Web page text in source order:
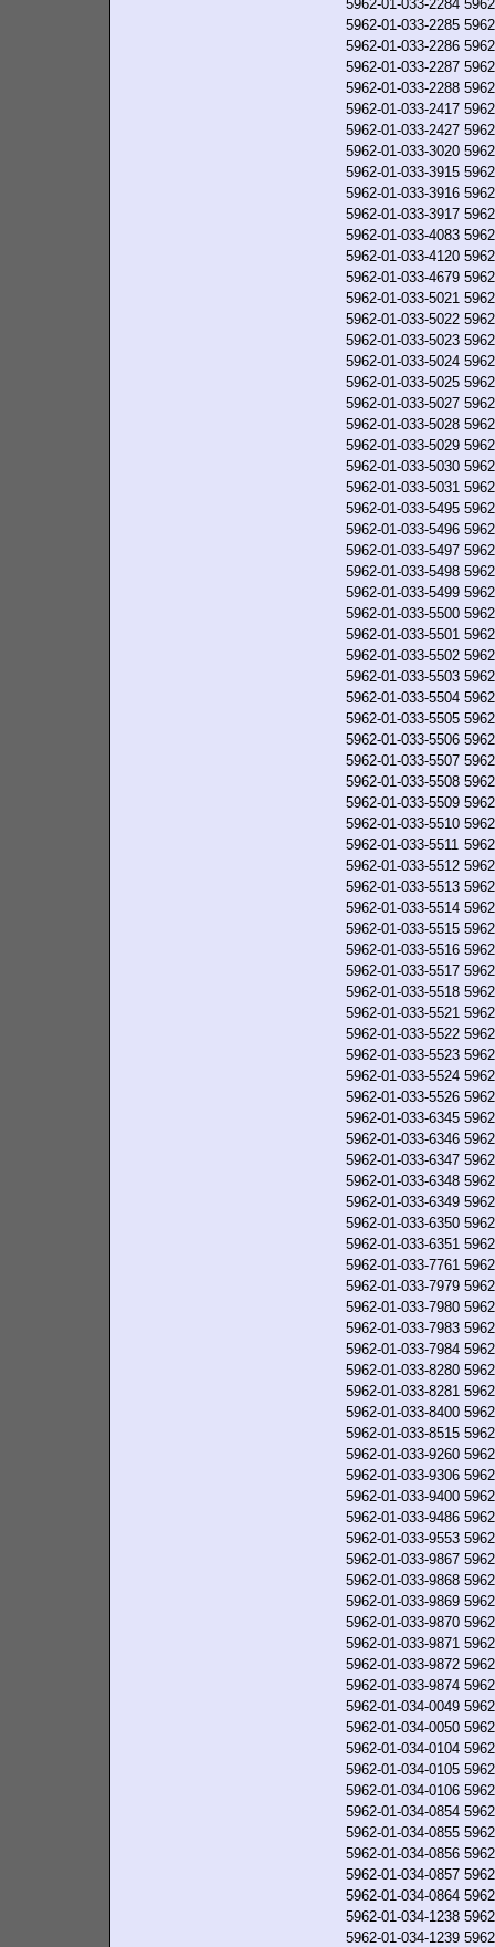
5962-01-033-2284
5962-01-033-2285
5962-01-033-2286
5962-01-033-2287
5962-01-033-2288
5962-01-033-2417
5962-01-033-2427
5962-01-033-3020
5962-01-033-3915
5962-01-033-3916
5962-01-033-3917
5962-01-033-4083
5962-01-033-4120
5962-01-033-4679
5962-01-033-5021
5962-01-033-5022
5962-01-033-5023
5962-01-033-5024
5962-01-033-5025
5962-01-033-5027
5962-01-033-5028
5962-01-033-5029
5962-01-033-5030
5962-01-033-5031
5962-01-033-5495
5962-01-033-5496
5962-01-033-5497
5962-01-033-5498
5962-01-033-5499
5962-01-033-5500
5962-01-033-5501
5962-01-033-5502
5962-01-033-5503
5962-01-033-5504
5962-01-033-5505
5962-01-033-5506
5962-01-033-5507
5962-01-033-5508
5962-01-033-5509
5962-01-033-5510
5962-01-033-5511
5962-01-033-5512
5962-01-033-5513
5962-01-033-5514
5962-01-033-5515
5962-01-033-5516
5962-01-033-5517
5962-01-033-5518
5962-01-033-5521
5962-01-033-5522
5962-01-033-5523
5962-01-033-5524
5962-01-033-5526
5962-01-033-6345
5962-01-033-6346
5962-01-033-6347
5962-01-033-6348
5962-01-033-6349
5962-01-033-6350
5962-01-033-6351
5962-01-033-7761
5962-01-033-7979
5962-01-033-7980
5962-01-033-7983
5962-01-033-7984
5962-01-033-8280
5962-01-033-8281
5962-01-033-8400
5962-01-033-8515
5962-01-033-9260
5962-01-033-9306
5962-01-033-9400
5962-01-033-9486
5962-01-033-9553
5962-01-033-9867
5962-01-033-9868
5962-01-033-9869
5962-01-033-9870
5962-01-033-9871
5962-01-033-9872
5962-01-033-9874
5962-01-034-0049
5962-01-034-0050
5962-01-034-0104
5962-01-034-0105
5962-01-034-0106
5962-01-034-0854
5962-01-034-0855
5962-01-034-0856
5962-01-034-0857
5962-01-034-0864
5962-01-034-1238
5962-01-034-1239